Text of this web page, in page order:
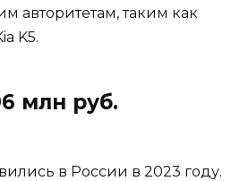
авторитетам, таким как
K5.
млн руб.